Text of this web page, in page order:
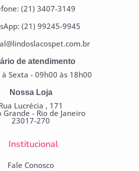
(21) 3407-3149
(21) 99245-9945
de atendimento
à Sexta - 09h00 às 18h00
Nossa Loja
Lucrécia , 171
Grande - Rio de Janeiro
23017-270
Institucional
Fale Conosco